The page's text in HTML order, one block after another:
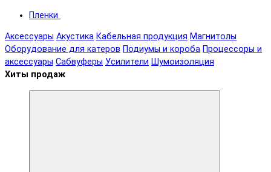
Пленки
Аксессуары Акустика Кабельная продукция Магнитолы
Оборудование для катеров Подиумы и короба Процессоры и
аксессуары Сабвуферы Усилители Шумоизоляция
Хиты продаж